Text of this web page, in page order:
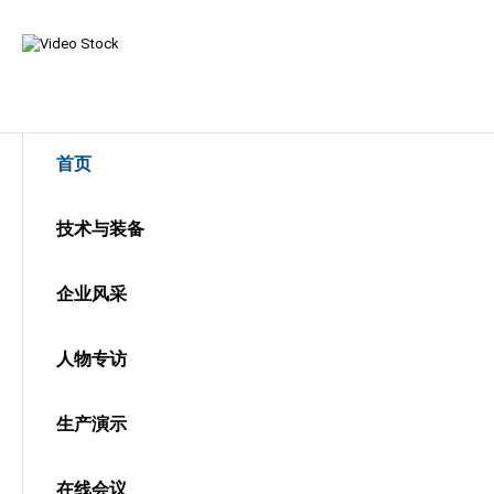
首页
技术与装备
企业风采
人物专访
生产演示
在线会议